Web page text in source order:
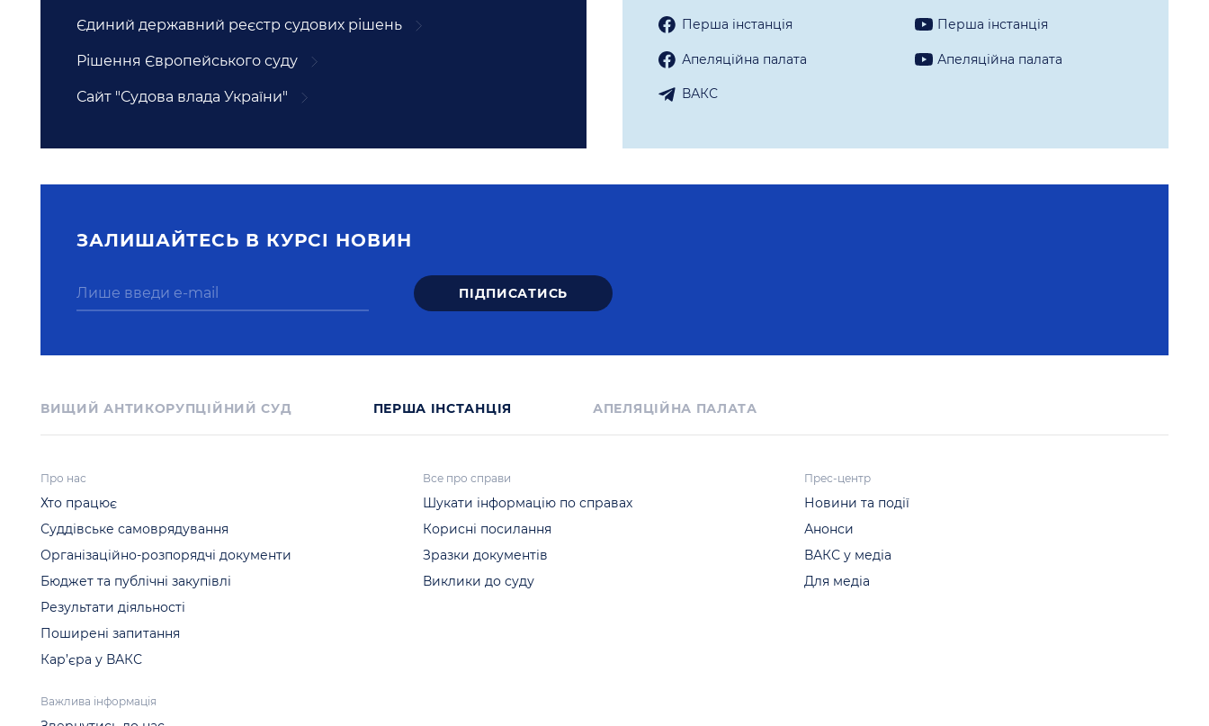
Єдиний державний реєстр судових рішень
Рішення Європейського суду
Сайт "Судова влада України"
Перша iнстанцiя Перша iнстанцiя
Апеляцiйна палата Апеляцiйна палата
ВАКС
ЗАЛИШАЙТЕСЬ В КУРСI НОВИН
ВИЩИЙ АНТИКОРУПЦІЙНИЙ СУД ПЕРША IНСТАНЦIЯ АПЕЛЯЦІЙНА ПАЛАТА
Про нас
Хто працює
Суддівське самоврядування
Організаційно-розпорядчі документи
Бюджет та публічні закупівлі
Результати діяльності
Поширені запитання
Кар’єра у ВАКС
Все про справи
Шукати інформацію по справах
Корисні посилання
Зразки документів
Виклики до суду
Прес-центр
Новини та події
Анонси
ВАКС у медіа
Для медіа
Важлива інформація